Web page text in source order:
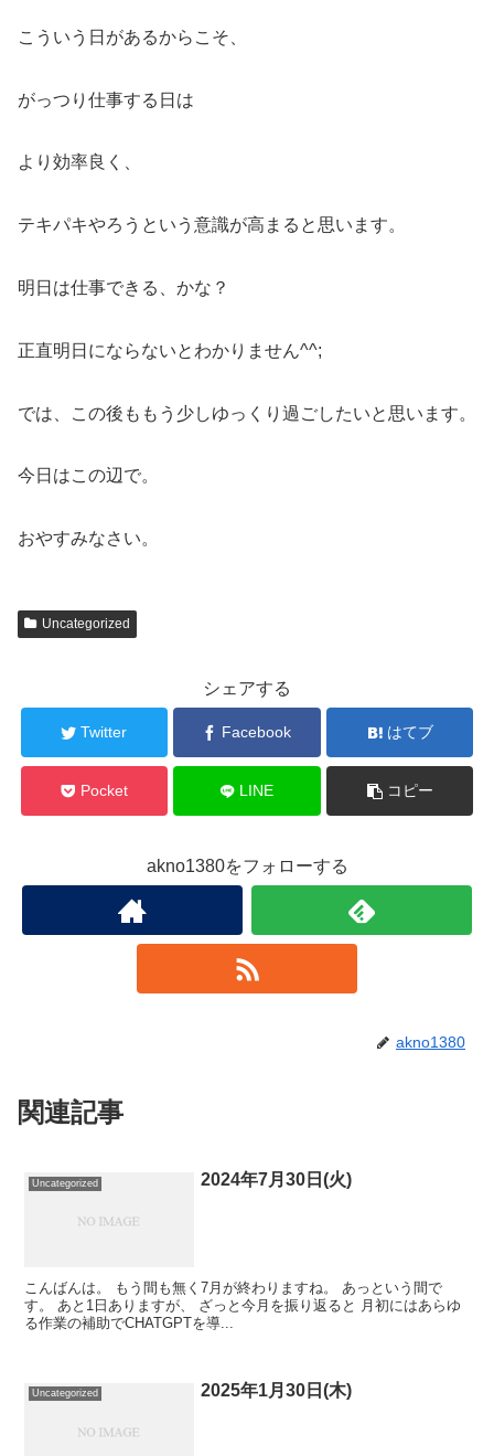
こういう日があるからこそ、
がっつり仕事する日は
より効率良く、
テキパキやろうという意識が高まると思います。
明日は仕事できる、かな？
正直明日にならないとわかりません^^;
では、この後ももう少しゆっくり過ごしたいと思います。
今日はこの辺で。
おやすみなさい。
Uncategorized
シェアする
Twitter Facebook はてブ
Pocket LINE コピー
akno1380をフォローする
akno1380
関連記事
Uncategorized 2024年7月30日(火)
こんばんは。 もう間も無く7月が終わりますね。 あっという間で
す。 あと1日ありますが、 ざっと今月を振り返ると 月初にはあらゆ
る作業の補助でCHATGPTを導...
Uncategorized 2025年1月30日(木)